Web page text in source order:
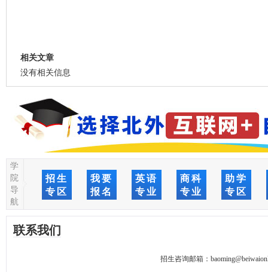
相关文章
没有相关信息
学
院
导
航
招生
专区
我要
报名
英语
专业
商科
专业
助学
专区
联系我们
招生咨询邮箱：